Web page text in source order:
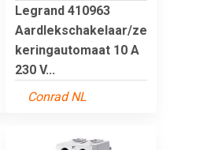
Legrand 410963
Aardlekschakelaar/ze
keringautomaat 10 A
230 V...
Conrad NL